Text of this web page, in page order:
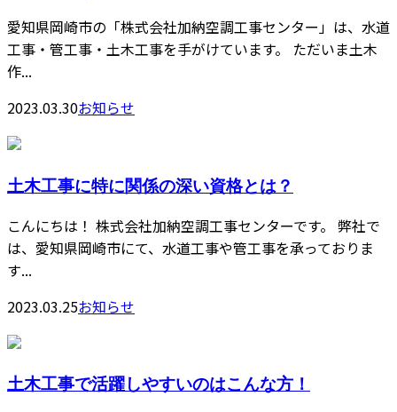
愛知県岡崎市の「株式会社加納空調工事センター」は、水道
工事・管工事・土木工事を手がけています。 ただいま土木
作...
2023.03.30お知らせ
土木工事に特に関係の深い資格とは？
こんにちは！ 株式会社加納空調工事センターです。 弊社で
は、愛知県岡崎市にて、水道工事や管工事を承っておりま
す...
2023.03.25お知らせ
土木工事で活躍しやすいのはこんな方！